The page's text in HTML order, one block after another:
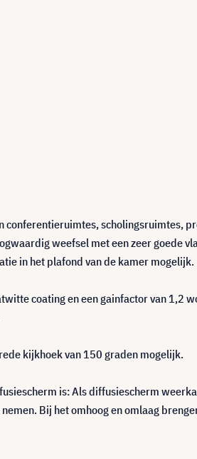
scholingsruimtes,
weefsel met een zeer goede
in het plafond van de kamer mogelijk.
coating en een gainfactor van 1,2
kijkhoek van 150 graden mogelijk.
is: Als diffusiescherm
Bij het omhoog en omlaag